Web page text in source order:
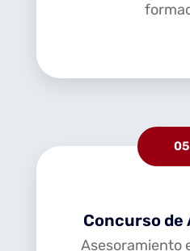
05
Concurso de
Asesoramiento